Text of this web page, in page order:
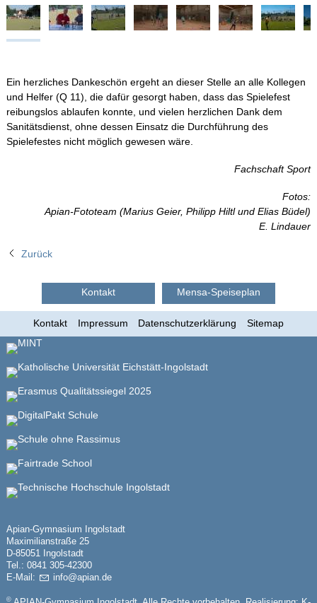
Ein herzliches Dankeschön ergeht an dieser Stelle an alle Kollegen
und Helfer (Q 11), die dafür gesorgt haben, dass das Spielefest
reibungslos ablaufen konnte, und vielen herzlichen Dank dem
Sanitätsdienst, ohne dessen Einsatz die Durchführung des
Spielefestes nicht möglich gewesen wäre.
Fachschaft Sport
Fotos:
Apian-Fototeam (Marius Geier, Philipp Hiltl und Elias Büdel)
E. Lindauer
Zurück
Kontakt Mensa-Speiseplan
Kontakt Impressum Datenschutzerklärung Sitemap
Apian-Gymnasium Ingolstadt
Maximilianstraße 25
D-85051 Ingolstadt
Tel.: 0841 305-42300
E-Mail:
nf p n d
©